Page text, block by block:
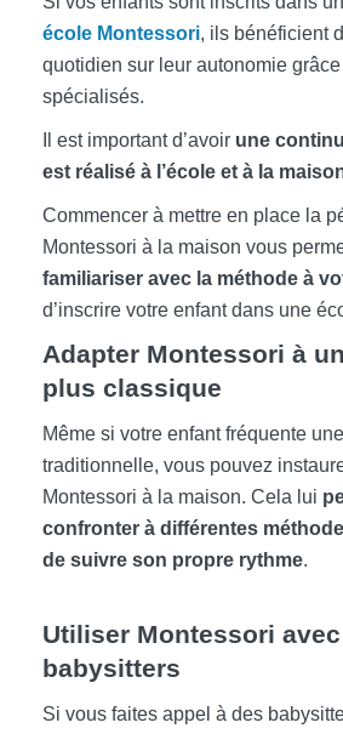
école Montessori, ils bénéficient
quotidien sur leur autonomie
spécialisés.
Il est important d’avoir une
est réalisé à l’école et à la
Commencer à mettre en place la
Montessori à la maison vous
familiariser avec la méthode à
d’inscrire votre enfant dans une
Adapter Montessori à
plus classique
Même si votre enfant fréquente
traditionnelle, vous pouvez
Montessori à la maison. Cela lui
confronter à différentes
de suivre son propre rythme.
Utiliser Montessori
babysitters
Si vous faites appel à des